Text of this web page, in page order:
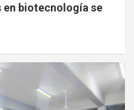
en biotecnología se